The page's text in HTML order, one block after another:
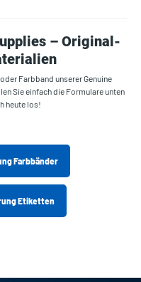
– Original-
Farbband unserer Genuine
Sie einfach die Formulare unten
heute los!
Farbbänder
Etiketten